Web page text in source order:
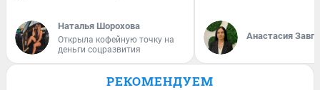
Наталья Шорохова
Открыла кофейную точку на
деньги соцразвития
Анастасия
РЕКОМЕНДУЕМ